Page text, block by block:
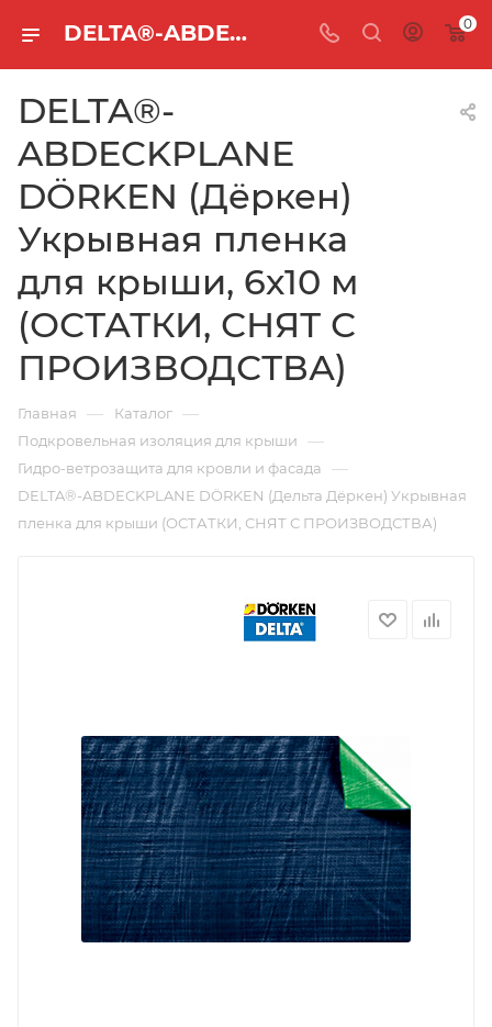
DELTA®-ABDECKPLANE DÖRKEN (Дёркен) Укрывная пленка для крыши, 6х10 м (ОСТАТКИ, СНЯТ С ПРОИЗВОДСТВА) 0
DELTA®-
ABDECKPLANE
DÖRKEN (Дёркен)
Укрывная пленка
для крыши, 6х10 м
(ОСТАТКИ, СНЯТ С
ПРОИЗВОДСТВА)
Главная — Каталог —
Подкровельная изоляция для крыши —
Гидро-ветрозащита для кровли и фасада —
DELTA®-ABDECKPLANE DÖRKEN (Дельта Дёркен) Укрывная
пленка для крыши (ОСТАТКИ, СНЯТ С ПРОИЗВОДСТВА)